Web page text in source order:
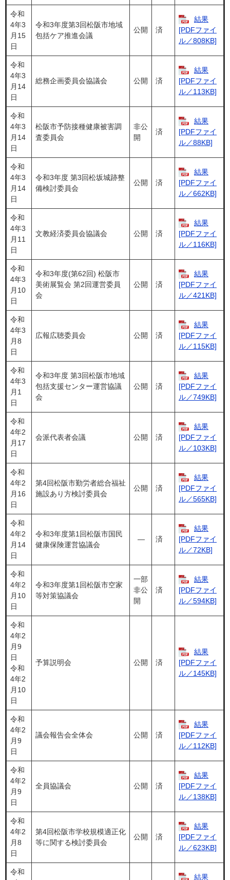
令和
4年3
月15
日
令和3年度第3回松阪市地域
包括ケア推進会議
公開 済
結果
[PDFファイ
ル／808KB]
令和
4年3
月14
日
総務企画委員会協議会 公開 済
結果
[PDFファイ
ル／113KB]
令和
4年3
月14
日
松阪市予防接種健康被害調
査委員会
非公
開
済
結果
[PDFファイ
ル／88KB]
令和
4年3
月14
日
令和3年度 第3回松坂城跡整
備検討委員会
公開 済
結果
[PDFファイ
ル／662KB]
令和
4年3
月11
日
文教経済委員会協議会 公開 済
結果
[PDFファイ
ル／116KB]
令和
4年3
月10
日
令和3年度(第62回) 松阪市
美術展覧会 第2回運営委員
会
公開 済
結果
[PDFファイ
ル／421KB]
令和
4年3
月8
日
広報広聴委員会 公開 済
結果
[PDFファイ
ル／115KB]
令和
4年3
月1
日
令和3年度 第3回松阪市地域
包括支援センター運営協議
会
公開 済
結果
[PDFファイ
ル／749KB]
令和
4年2
月17
日
会派代表者会議 公開 済
結果
[PDFファイ
ル／103KB]
令和
4年2
月16
日
第4回松阪市勤労者総合福祉
施設あり方検討委員会
公開 済
結果
[PDFファイ
ル／565KB]
令和
4年2
月14
日
令和3年度第1回松阪市国民
健康保険運営協議会
― 済
結果
[PDFファイ
ル／72KB]
令和
4年2
月10
日
令和3年度第1回松阪市空家
等対策協議会
一部
非公
開
済
結果
[PDFファイ
ル／594KB]
令和
4年2
月9
日
令和
4年2
月10
日
予算説明会 公開 済
結果
[PDFファイ
ル／145KB]
令和
4年2
月9
日
議会報告会全体会 公開 済
結果
[PDFファイ
ル／112KB]
令和
4年2
月9
日
全員協議会 公開 済
結果
[PDFファイ
ル／138KB]
令和
4年2
月8
日
第4回松阪市学校規模適正化
等に関する検討委員会
公開 済
結果
[PDFファイ
ル／623KB]
令和
結果